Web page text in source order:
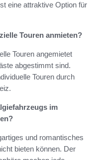
eine attraktive Option für
Touren anmieten?
Touren angemietet
abgestimmt sind.
Touren durch
im
und romantisches
bieten können. Der